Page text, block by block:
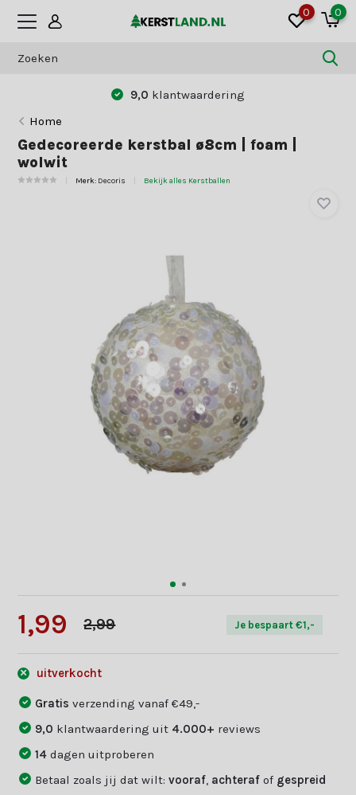
0 0
9,0 klantwaardering
Home
Gedecoreerde kerstbal ø8cm | foam |
wolwit
Merk: Decoris Bekijk alles Kerstballen
1,99 2,99 Je bespaart €1,-
uitverkocht
Gratisverzending vanaf €49,-
9,0 klantwaardering uit 4.000+ reviews
14dagen uitproberen
Betaal zoals jij dat wilt:vooraf achteraf of gespreid